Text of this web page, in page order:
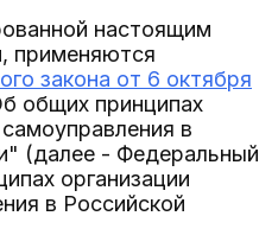
настоящим
применяются
закона от 6 октября
общих принципах
в
(далее - Федеральный
организации
в Российской